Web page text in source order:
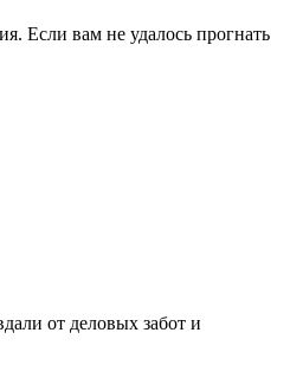
Если вам не удалось прогнать
от деловых забот и